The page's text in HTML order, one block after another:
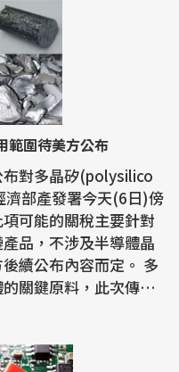
範圍待美方公布
布對多晶矽(polysilico
部產發署今天(6日)傍
可能的關稅主要針對
品，不涉及半導體晶
公布內容而定。 多
關鍵原料，此次傳出